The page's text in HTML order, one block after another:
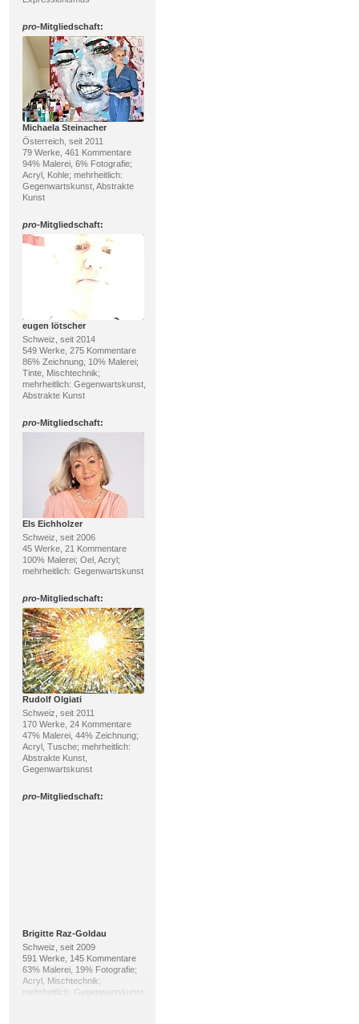
pro-Mitgliedschaft:
Michaela Steinacher
Österreich, seit 2011
79 Werke, 461 Kommentare
94% Malerei, 6% Fotografie;
Acryl, Kohle; mehrheitlich:
Gegenwartskunst, Abstrakte
Kunst
pro-Mitgliedschaft:
eugen lötscher
Schweiz, seit 2014
549 Werke, 275 Kommentare
86% Zeichnung, 10% Malerei;
Tinte, Mischtechnik;
mehrheitlich: Gegenwartskunst,
Abstrakte Kunst
pro-Mitgliedschaft:
Els Eichholzer
Schweiz, seit 2006
45 Werke, 21 Kommentare
100% Malerei; Oel, Acryl;
mehrheitlich: Gegenwartskunst
pro-Mitgliedschaft:
Rudolf Olgiati
Schweiz, seit 2011
170 Werke, 24 Kommentare
47% Malerei, 44% Zeichnung;
Acryl, Tusche; mehrheitlich:
Abstrakte Kunst,
Gegenwartskunst
pro-Mitgliedschaft:
Brigitte Raz-Goldau
Schweiz, seit 2009
591 Werke, 145 Kommentare
63% Malerei, 19% Fotografie;
Acryl, Mischtechnik;
mehrheitlich: Gegenwartskunst,